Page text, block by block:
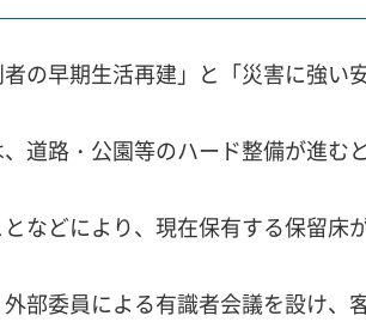
の早期生活再建」と「災害に強い
道路・公園等のハード整備が進む
などにより、現在保有する保留床
部委員による有識者会議を設け、客